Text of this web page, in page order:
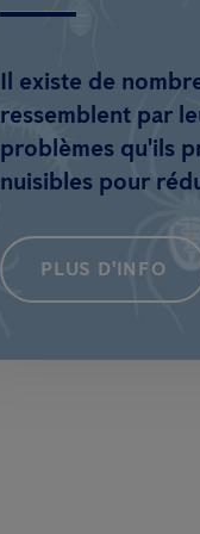
Il existe de
ressemblent par
problèmes qu'ils
nuisibles pour
PLUS D'INFO